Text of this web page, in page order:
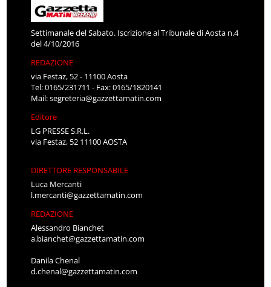
Settimanale del Sabato. Iscrizione al Tribunale di Aosta n.4
del 4/10/2016
REDAZIONE
via Festaz, 52 - 11100 Aosta
Tel: 0165/231711 - Fax: 0165/1820141
Mail:segreteria@gazzettamatin.com
Editore
LG PRESSE S.R.L.
via Festaz, 52 11100 AOSTA
DIRETTORE RESPONSABILE
Luca Mercanti
l.mercanti@gazzettamatin.com
REDAZIONE
Alessandro Bianchet
a.bianchet@gazzettamatin.com
Danila Chenal
d.chenal@gazzettamatin.com